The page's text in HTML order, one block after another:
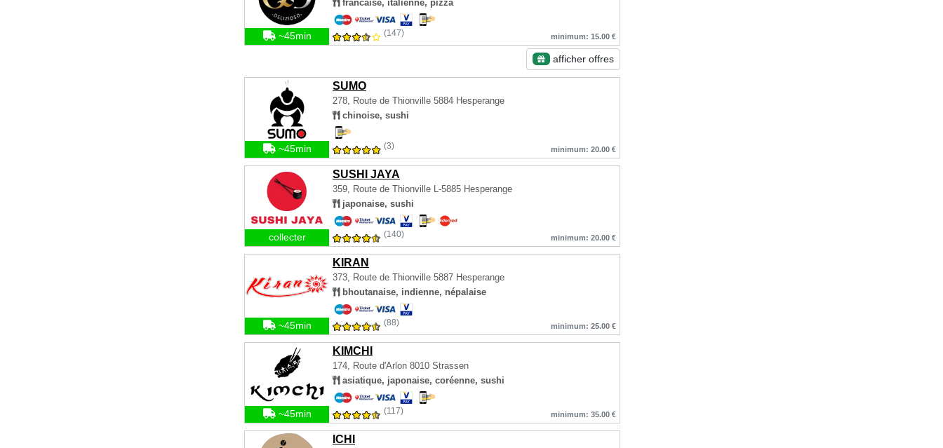
francaise, italienne, pizza
~45min (147) minimum: 15.00 €
afficher offres
SUMO
278, Route de Thionville 5884 Hesperange
chinoise, sushi
~45min (3) minimum: 20.00 €
SUSHI JAYA
359, Route de Thionville L-5885 Hesperange
japonaise, sushi
collecter (140) minimum: 20.00 €
KIRAN
373, Route de Thionville 5887 Hesperange
bhoutanaise, indienne, népalaise
~45min (88) minimum: 25.00 €
KIMCHI
174, Route d'Arlon 8010 Strassen
asiatique, japonaise, coréenne, sushi
~45min (117) minimum: 35.00 €
ICHI